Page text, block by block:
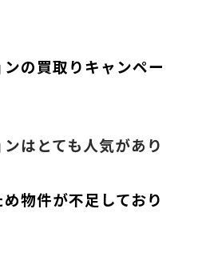
の買取りキャンペー
はとても人気があり
物件が不足しており